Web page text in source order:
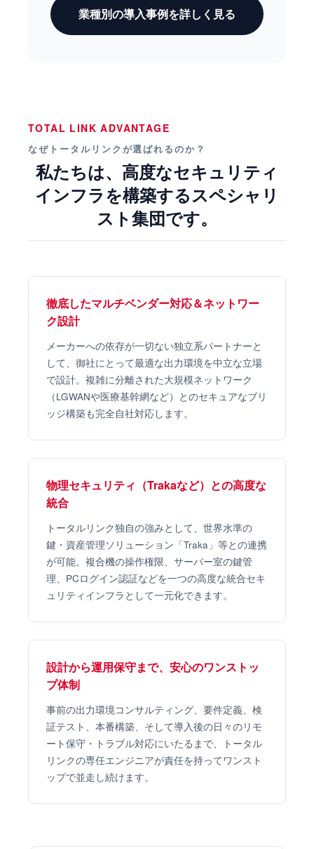
業種別の導入事例を詳しく見る
TOTAL LINK ADVANTAGE
なぜトータルリンクが選ばれるのか？
私たちは、高度なセキュリティ
インフラを構築するスペシャリ
スト集団です。
徹底したマルチベンダー対応＆ネットワー
ク設計
メーカーへの依存が一切ない独立系パートナーと
して、御社にとって最適な出力環境を中立な立場
で設計。複雑に分離された大規模ネットワーク
（LGWANや医療基幹網など）とのセキュアなブリ
ッジ構築も完全自社対応します。
物理セキュリティ（Trakaなど）との高度な
統合
トータルリンク独自の強みとして、世界水準の
鍵・資産管理ソリューション「Traka」等との連携
が可能。複合機の操作権限、サーバー室の鍵管
理、PCログイン認証などを一つの高度な統合セキ
ュリティインフラとして一元化できます。
設計から運用保守まで、安心のワンストッ
プ体制
事前の出力環境コンサルティング、要件定義、検
証テスト、本番構築、そして導入後の日々のリモ
ート保守・トラブル対応にいたるまで、トータル
リンクの専任エンジニアが責任を持ってワンスト
ップで並走し続けます。